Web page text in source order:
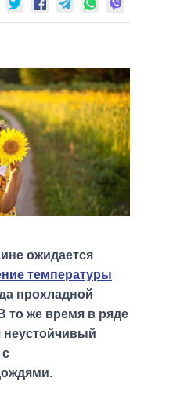
ПОЛИТИКОВ
ожидается
температуры
прохладной
то же время в ряде
неустойчивый